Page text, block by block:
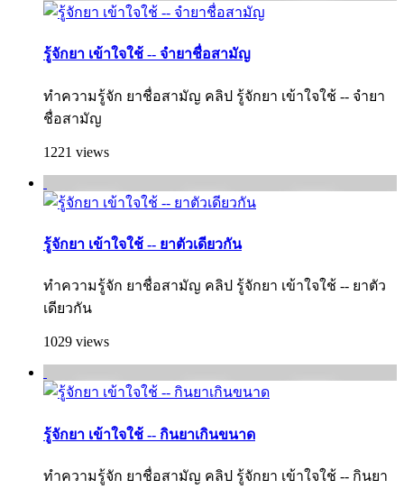
รู้จักยา เข้าใจใช้ -- จำยาชื่อสามัญ
ทำความรู้จัก ยาชื่อสามัญ คลิป รู้จักยา เข้าใจใช้ -- จำยา
ชื่อสามัญ
1221 views
รู้จักยา เข้าใจใช้ -- ยาตัวเดียวกัน
ทำความรู้จัก ยาชื่อสามัญ คลิป รู้จักยา เข้าใจใช้ -- ยาตัว
เดียวกัน
1029 views
รู้จักยา เข้าใจใช้ -- กินยาเกินขนาด
ทำความรู้จัก ยาชื่อสามัญ คลิป รู้จักยา เข้าใจใช้ -- กินยา